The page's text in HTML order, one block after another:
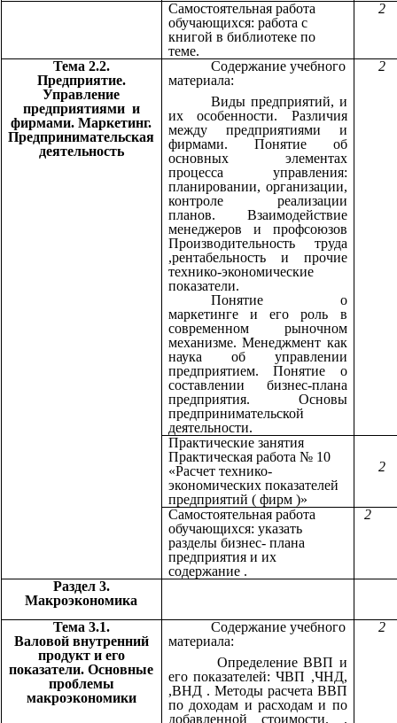
Самостоятельная работа
обучающихся: работа с
книгой в библиотеке по
теме.
2
Тема 2.2.
Предприятие.
Управление
предприятиями и
фирмами. Маркетинг.
Предпринимательская
деятельность
Содержание учебного
материала:
Виды предприятий, и
их особенности. Различия
между предприятиями и
фирмами. Понятие об
основных элементах
процесса управления:
планировании, организации,
контроле реализации
планов. Взаимодействие
менеджеров и профсоюзов
Производительность труда
,рентабельность и прочие
технико-экономические
показатели.
Понятие о
маркетинге и его роль в
современном рыночном
механизме. Менеджмент как
наука об управлении
предприятием. Понятие о
составлении бизнес-плана
предприятия. Основы
предпринимательской
деятельности.
2
Практические занятия
Практическая работа № 10
«Расчет технико-
экономических показателей
предприятий ( фирм )»
2
Самостоятельная работа
обучающихся: указать
разделы бизнес- плана
предприятия и их
содержание .
Раздел 3.
Макроэкономика
Тема 3.1.
Валовой внутренний
продукт и его
показатели. Основные
проблемы
макроэкономики
Содержание учебного
материала:
Определение ВВП и
его показателей: ЧВП ,ЧНД,
,ВНД . Методы расчета ВВП
по доходам и расходам и по
добавленной стоимости. .
2